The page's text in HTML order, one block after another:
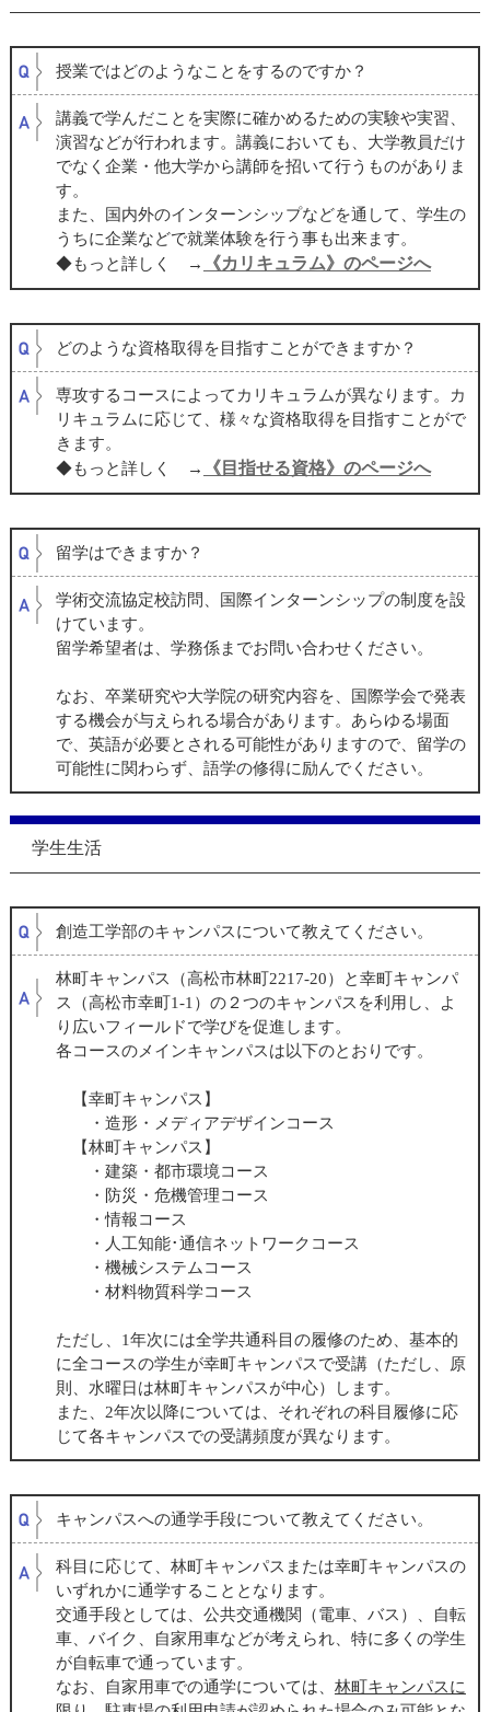
授業ではどのようなことをするのですか？
講義で学んだことを実際に確かめるための実験や実習、
演習などが行われます。講義においても、大学教員だけ
でなく企業・他大学から講師を招いて行うものがありま
す。
また、国内外のインターンシップなどを通して、学生の
うちに企業などで就業体験を行う事も出来ます。
◆もっと詳しく →
《カリキュラム》のページへ
どのような資格取得を目指すことができますか？
専攻するコースによってカリキュラムが異なります。カ
リキュラムに応じて、様々な資格取得を目指すことがで
きます。
◆もっと詳しく →
《目指せる資格》のページへ
留学はできますか？
学術交流協定校訪問、国際インターンシップの制度を設
けています。
留学希望者は、学務係までお問い合わせください。
なお、卒業研究や大学院の研究内容を、国際学会で発表
する機会が与えられる場合があります。あらゆる場面
で、英語が必要とされる可能性がありますので、留学の
可能性に関わらず、語学の修得に励んでください。
学生生活
創造工学部のキャンパスについて教えてください。
林町キャンパス（高松市林町2217-20）と幸町キャンパ
ス（高松市幸町1-1 ）の２つのキャンパスを利用し、よ
り広いフィールドで学びを促進します。
各コースのメインキャンパスは以下のとおりです。
【幸町キャンパス】
・造形・メディアデザインコース
【林町キャンパス】
・建築・都市環境コース
・防災・危機管理コース
・情報コース
・人工知能･通信ネットワークコース
・機械システムコース
・材料物質科学コース
ただし、 1年次には全学共通科目の履修のため、基本的
に全コースの学生が幸町キャンパスで受講（ただし、原
則、水曜日は林町キャンパスが中心）します。
また、 2年次以降については、それぞれの科目履修に応
じて各キャンパスでの受講頻度が異なります。
キャンパスへの通学手段について教えてください。
科目に応じて、林町キャンパスまたは幸町キャンパスの
いずれかに通学することとなります。
交通手段としては、公共交通機関（電車、バス）、
自転
車、バイク、自家用車などが考えられ、特に多くの学生
が自転車で通っています。
なお、自家用車での通学については、 林町キャンパスに